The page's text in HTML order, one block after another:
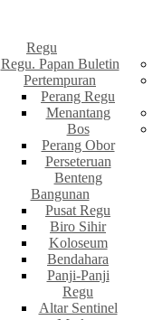
Regu
Regu. Papan Buletin
Pertempuran
Perang Regu
Menantang
Bos
Perang Obor
Perseteruan
Benteng
Bangunan
Pusat Regu
Biro Sihir
Koloseum
Bendahara
Panji-Panji
Regu
Altar Sentinel